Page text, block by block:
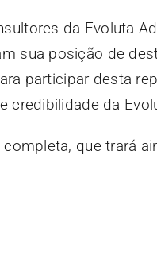
da Evoluta
sua posição de
participar desta
credibilidade da
que trará